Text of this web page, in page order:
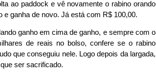
ao paddock e vê novamente o rabino orando
e ganha de novo. Já está com R$ 100,00.
ganho em cima de ganho, e sempre com o
de reais no bolso, confere se o rabino
que conseguiu nele. Logo depois da largada,
ser sacrificado.